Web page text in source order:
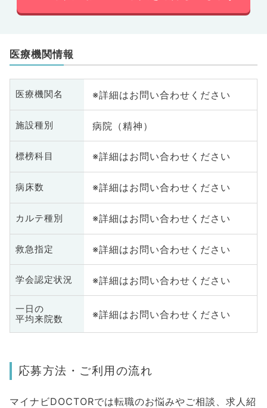
医療機関情報
医療機関名 ※詳細はお問い合わせください
施設種別 病院（精神）
標榜科目 ※詳細はお問い合わせください
病床数 ※詳細はお問い合わせください
カルテ種別 ※詳細はお問い合わせください
救急指定 ※詳細はお問い合わせください
学会認定状況 ※詳細はお問い合わせください
一日の
平均来院数
※詳細はお問い合わせください
応募方法・ご利用の流れ
マイナビDOCTORでは転職のお悩みやご相談、求人紹